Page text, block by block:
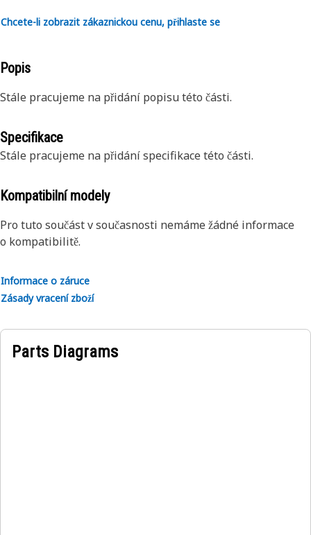
Chcete-li zobrazit zákaznickou cenu, přihlaste se
Popis
Stále pracujeme na přidání popisu této části.
Specifikace
Stále pracujeme na přidání specifikace této části.
Kompatibilní modely
Pro tuto součást v současnosti nemáme žádné informace
o kompatibilitě.
Informace o záruce
Zásady vracení zboží
Parts Diagrams